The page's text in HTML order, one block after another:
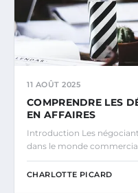
11 AOÛT 2025
COMPRENDRE LES
EN AFFAIRES
Introduction Les
dans le monde
CHARLOTTE PICARD